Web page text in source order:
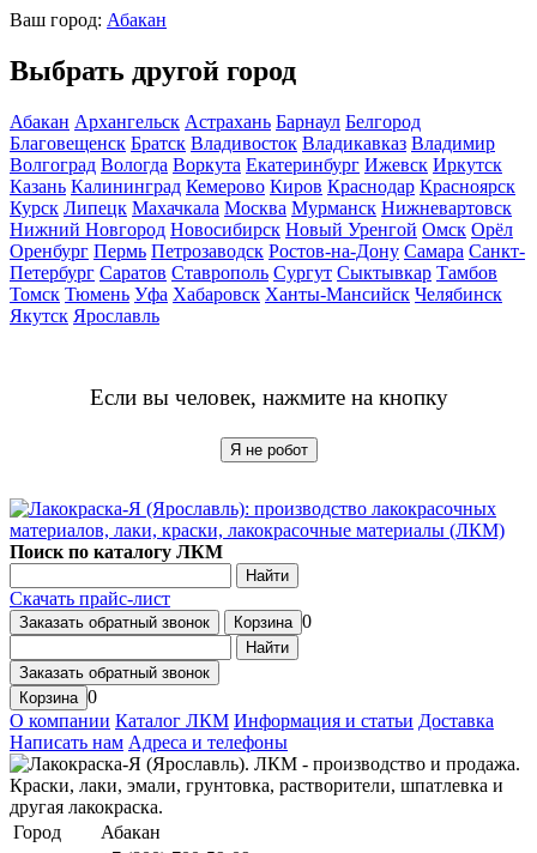
Ваш город: Абакан
Выбрать другой город
Абакан Архангельск Астрахань Барнаул Белгород
Благовещенск Братск Владивосток Владикавказ Владимир
Волгоград Вологда Воркута Екатеринбург Ижевск Иркутск
Казань Калининград Кемерово Киров Краснодар Красноярск
Курск Липецк Махачкала Москва Мурманск Нижневартовск
Нижний Новгород Новосибирск Новый Уренгой Омск Орёл
Оренбург Пермь Петрозаводск Ростов-на-Дону Самара Санкт-
Петербург Саратов Ставрополь Сургут Сыктывкар Тамбов
Томск Тюмень Уфа Хабаровск Ханты-Мансийск Челябинск
Якутск Ярославль
Если вы человек, нажмите на кнопку
Я не робот
Поиск по каталогу ЛКМ
Найти
Скачать прайс-лист
Заказать обратный звонок Корзина 0
Найти
Заказать обратный звонок
Корзина 0
О компании Каталог ЛКМ Информация и статьи Доставка
Написать нам Адреса и телефоны
Город Абакан